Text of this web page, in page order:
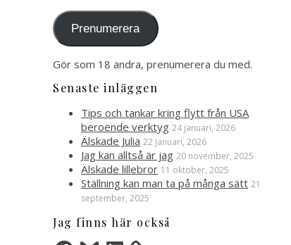
postadress
Prenumerera
Gör som 18 andra, prenumerera du med.
Senaste inläggen
Tips och tankar kring flytt från USA
beroende verktyg 24 januari, 2026
Älskade Julia 22 januari, 2026
Jag kan alltså är jag 20 november, 2025
Älskade lillebror 11 oktober, 2025
Ställning kan man ta på många sätt 21
september, 2025
Jag finns här också